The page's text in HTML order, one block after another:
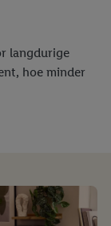
langdurige
hoe minder